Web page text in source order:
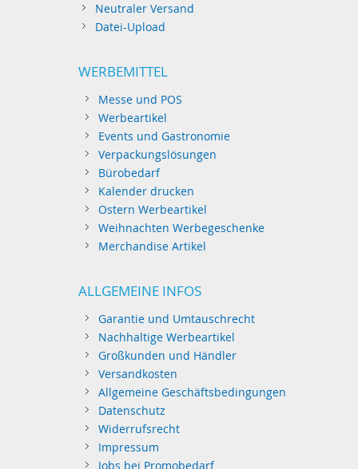
Neutraler Versand
Datei-Upload
WERBEMITTEL
Messe und POS
Werbeartikel
Events und Gastronomie
Verpackungslösungen
Bürobedarf
Kalender drucken
Ostern Werbeartikel
Weihnachten Werbegeschenke
Merchandise Artikel
ALLGEMEINE INFOS
Garantie und Umtauschrecht
Nachhaltige Werbeartikel
Großkunden und Händler
Versandkosten
Allgemeine Geschäftsbedingungen
Datenschutz
Widerrufsrecht
Impressum
Jobs bei Promobedarf